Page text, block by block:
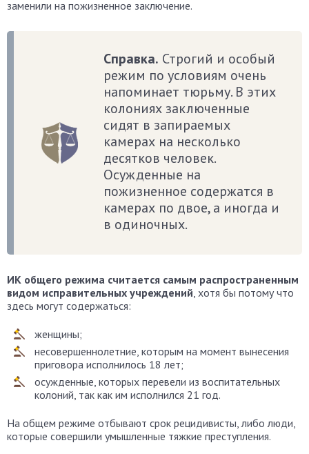
заменили на пожизненное заключение.
Справка. Строгий и особый
режим по условиям очень
напоминает тюрьму. В этих
колониях заключенные
сидят в запираемых
камерах на несколько
десятков человек.
Осужденные на
пожизненное содержатся в
камерах по двое, а иногда и
в одиночных.
ИК общего режима считается самым распространенным
видом исправительных учреждений , хотя бы потому что
здесь могут содержаться:
женщины;
несовершеннолетние, которым на момент вынесения
приговора исполнилось 18 лет;
осужденные, которых перевели из воспитательных
колоний, так как им исполнился 21 год.
На общем режиме отбывают срок рецидивисты, либо люди,
которые совершили умышленные тяжкие преступления.